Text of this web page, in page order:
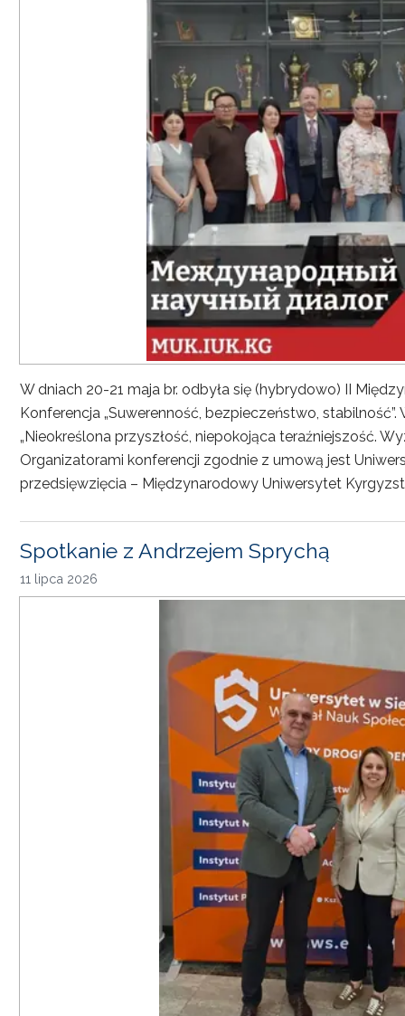
W dniach 20-21 maja br. odbyła się (hybrydowo) II
Konferencja „Suwerenność, bezpieczeństwo,
„Nieokreślona przyszłość, niepokojąca teraźniejszość.
Organizatorami konferencji zgodnie z umową jest
przedsięwzięcia – Międzynarodowy Uniwersytet
Spotkanie z Andrzejem Sprychą
11 lipca 2026